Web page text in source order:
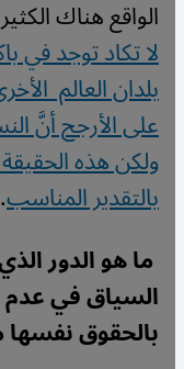
الواقع هناك
لا تكاد توجد
بلدان العالم
على الأرجح أنَّ
ولكن هذه
بالتقدير المناسب.
ما هو الدور
السياق في عدم
بالحقوق